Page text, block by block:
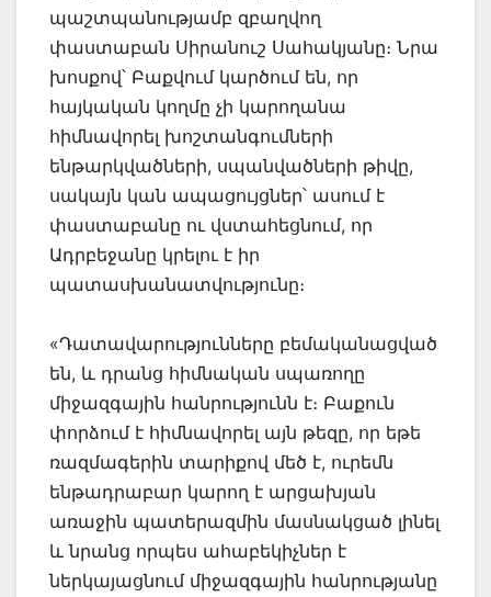
պաշտպանությամբ զբաղվող
փաստաբան Սիրանուշ Սահակյանը։ Նրա
խոսքով՝ Բաքվում կարծում են, որ
հայկական կողմը չի կարողանա
հիմնավորել խոշտանգումների
ենթարկվածների, սպանվածների թիվը,
սակայն կան ապացույցներ՝ ասում է
փաստաբանը ու վստահեցնում, որ
Ադրբեջանը կրելու է իր
պատասխանատվությունը։
«Դատավարությունները բեմականացված
են, և դրանց հիմնական սպառողը
միջազգային հանրությունն է։ Բաքուն
փորձում է հիմնավորել այն թեզը, որ եթե
ռազմագերին տարիքով մեծ է, ուրեմն
ենթադրաբար կարող է արցախյան
առաջին պատերազմին մասնակցած լինել
և նրանց որպես ահաբեկիչներ է
ներկայացնում միջազգային հանրությանը